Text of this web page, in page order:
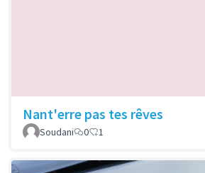
Nant'erre pas tes rêves
Soudani
0 1